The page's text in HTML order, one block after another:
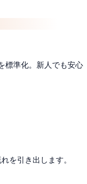
標準化。新人でも安心
を引き出します。